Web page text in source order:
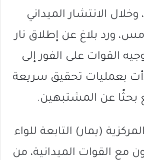
الانتشار الميداني
ورد بلاغ عن إطلاق نار
القوات على الفور إلى
بعمليات تحقيق سريعة
عن المشتبهين.
(يمار) التابعة للواء
مع القوات الميدانية، من